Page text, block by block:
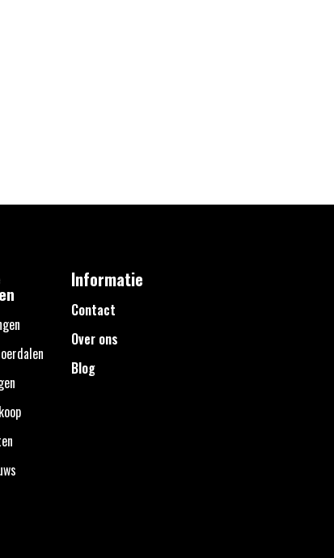
Informatie
Contact
Over ons
Blog